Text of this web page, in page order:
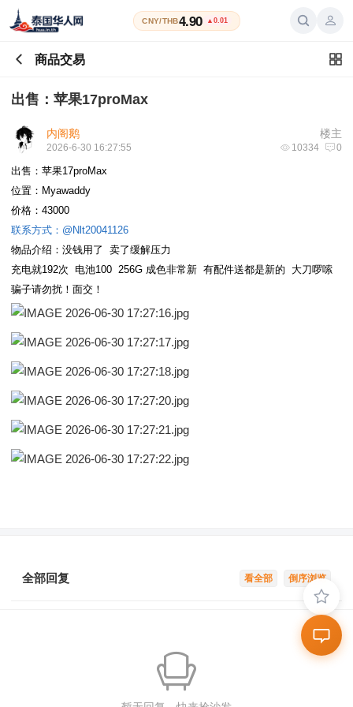
CNY/THB4.90 ▲0.01
商品交易
出售：苹果17proMax
楼主
内阁鹅
10334 0
2026-6-30 16:27:55
出售：苹果17proMax
位置：Myawaddy
价格：43000
联系方式：@Nlt20041126
物品介绍：没钱用了 卖了缓解压力
充电就192次 电池100 256G 成色非常新 有配件送都是新的 大刀啰嗦
骗子请勿扰！面交！
倒序浏览
看全部
全部回复